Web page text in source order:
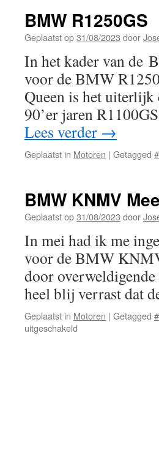
BMW R1250GS
Geplaatst op31/08/2023 door
In het kader van de
voor de BMW
Queen is het uiterlijk
90’er jaren
Lees verder →
Geplaatst in Motoren | Getagged
BMW KNMV
Geplaatst op31/08/2023 door
In mei had ik me
voor de BMW
door
heel blij verrast dat
Geplaatst in Motoren | Getagged
uitgeschakeld